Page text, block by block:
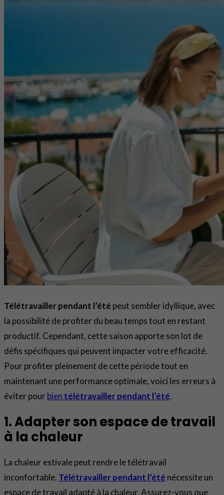
Télétravailler pendant l’été peut sembler idyllique, avec
la possibilité de profiter du beau temps tout en restant
productif. Cependant, cette saison apporte son lot de
défis spécifiques qui peuvent impacter votre efficacité.
Pour profiter pleinement de cette période tout en
maintenant une performance optimale, voici les erreurs à
éviter pour bien télétravailler pendant l’été.
1. Adapter son espace de travail
à la chaleur
La chaleur estivale peut rendre le télétravail
inconfortable. Télétravailler pendant l’été nécessite un
espace de travail adapté à la chaleur. Assurez-vous que